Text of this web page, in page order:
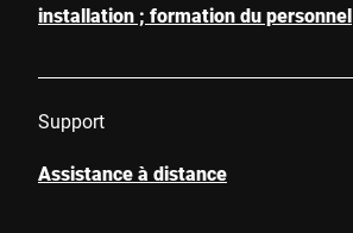
installation ; formation du personnel
Support
Assistance à distance